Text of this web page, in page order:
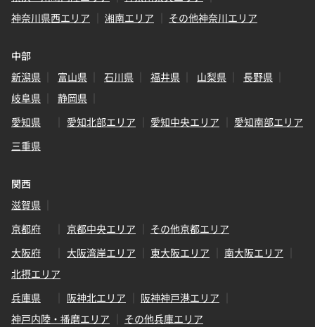
神奈川県西エリア
湘南エリア その他神奈川エリア
中部
新潟県
富山県 石川県 福井県 山梨県
長野県
岐阜県
静岡県
愛知県
愛知北部エリア 愛知中央エリア
愛知南部エリア
三重県
関西
滋賀県
京都府
京都中央エリア
その他京都エリア
大阪府
大阪湾岸エリア 東大阪エリア
南大阪エリア
北摂エリア
兵庫県
阪神北エリア
阪神神戸港エリア
神戸内陸・播磨エリア
その他兵庫エリア